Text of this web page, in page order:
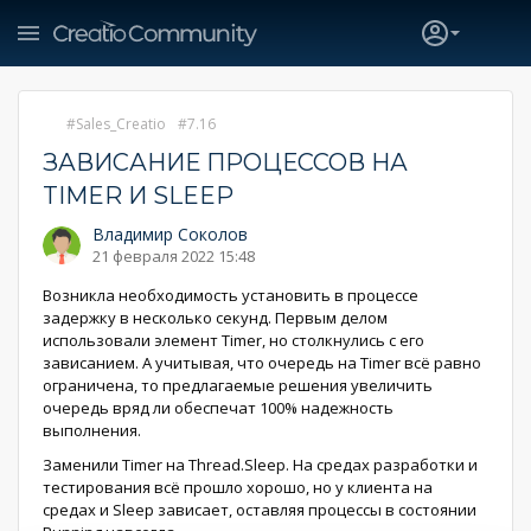
Sales_Creatio 7.16
ЗАВИСАНИЕ ПРОЦЕССОВ НА
TIMER И SLEEP
Владимир Соколов
21 февраля 2022 15:48
Возникла необходимость установить в процессе
задержку в несколько секунд. Первым делом
использовали элемент Timer, но столкнулись с его
зависанием. А учитывая, что очередь на Timer всё равно
ограничена, то предлагаемые решения увеличить
очередь вряд ли обеспечат 100% надежность
выполнения.
Заменили Timer на Thread.Sleep. На средах разработки и
тестирования всё прошло хорошо, но у клиента на
средах и Sleep зависает, оставляя процессы в состоянии